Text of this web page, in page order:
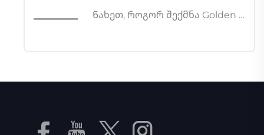
Ნახეთ, როგორ შექმნა Golden Bridge ინდივიდუალურად აფეთქების წინააღმდეგი გვერდითი არხის ჰაერის გამომძავლებელი მოწყობილობა Ex db IIC T4 Gb სერტიფიკაციით გერმანიის ბიოგაზის ელექტროენერგიის წარმოებლის საჭიროებების მიხედვით.